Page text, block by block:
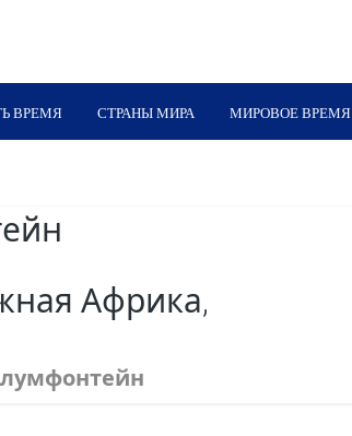
ВРЕМЯ СТРАНЫ МИРА МИРОВОЕ ВРЕМЯ
Африка,